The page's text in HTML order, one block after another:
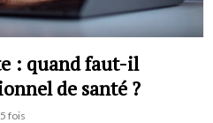
: quand faut-il
de santé ?
fois